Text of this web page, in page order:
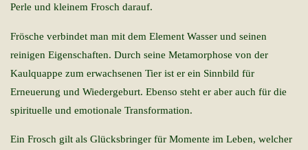
Perle und kleinem Frosch darauf.
Frösche verbindet man mit dem Element Wasser und seinen
reinigen Eigenschaften. Durch seine Metamorphose von der
Kaulquappe zum erwachsenen Tier ist er ein Sinnbild für
Erneuerung und Wiedergeburt. Ebenso steht er aber auch für die
spirituelle und emotionale Transformation.
Ein Frosch gilt als Glücksbringer für Momente im Leben, welcher